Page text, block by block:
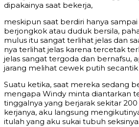
dipakainya saat bekerja,
meskipun saat berdiri hanya
berjongkok atau duduk bersila,
mulus itu sangat terlihat jelas dan
nya terlihat jelas karena tercetak
jelas sangat tergoda dan bernafsu,
jarang melihat cewek putih secantik
Suatu ketika, saat mereka sedang
mengapa Windy minta diantarkan
tinggalnya yang berjarak sekitar
kerjanya, aku langsung
itulah yang aku sukai tubuh seksinya.